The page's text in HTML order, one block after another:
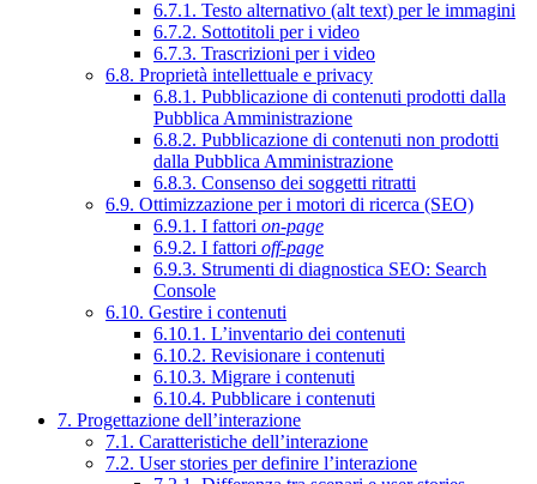
6.7.1. Testo alternativo (alt text) per le immagini
6.7.2. Sottotitoli per i video
6.7.3. Trascrizioni per i video
6.8. Proprietà intellettuale e privacy
6.8.1. Pubblicazione di contenuti prodotti dalla
Pubblica Amministrazione
6.8.2. Pubblicazione di contenuti non prodotti
dalla Pubblica Amministrazione
6.8.3. Consenso dei soggetti ritratti
6.9. Ottimizzazione per i motori di ricerca (SEO)
6.9.1. I fattori on-page
6.9.2. I fattori off-page
6.9.3. Strumenti di diagnostica SEO: Search
Console
6.10. Gestire i contenuti
6.10.1. L’inventario dei contenuti
6.10.2. Revisionare i contenuti
6.10.3. Migrare i contenuti
6.10.4. Pubblicare i contenuti
7. Progettazione dell’interazione
7.1. Caratteristiche dell’interazione
7.2. User stories per definire l’interazione